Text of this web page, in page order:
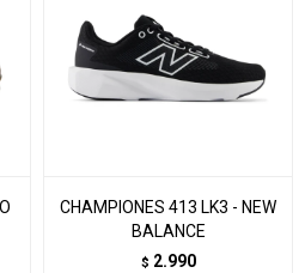
CHAMPIONES 413 LK3 - NEW
BALANCE
$ 2.990